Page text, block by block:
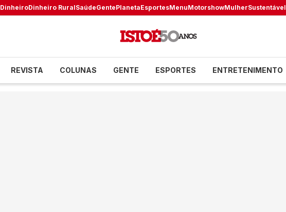
DinheiroDinheiro RuralSaúdeGentePlanetaEsportesMenuMotorshowMulherSustentável
REVISTA COLUNAS GENTE ESPORTES ENTRETENIMENTO